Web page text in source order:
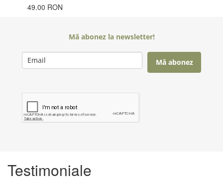
49.00 RON
Mă abonez la newsletter!
Mă abonez
Testimoniale